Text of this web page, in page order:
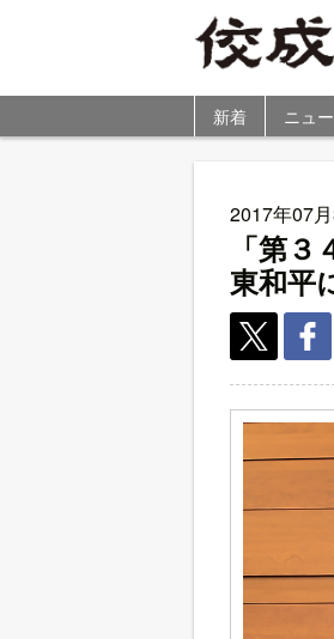
新着 ニュ
2017年07
「第
東和平